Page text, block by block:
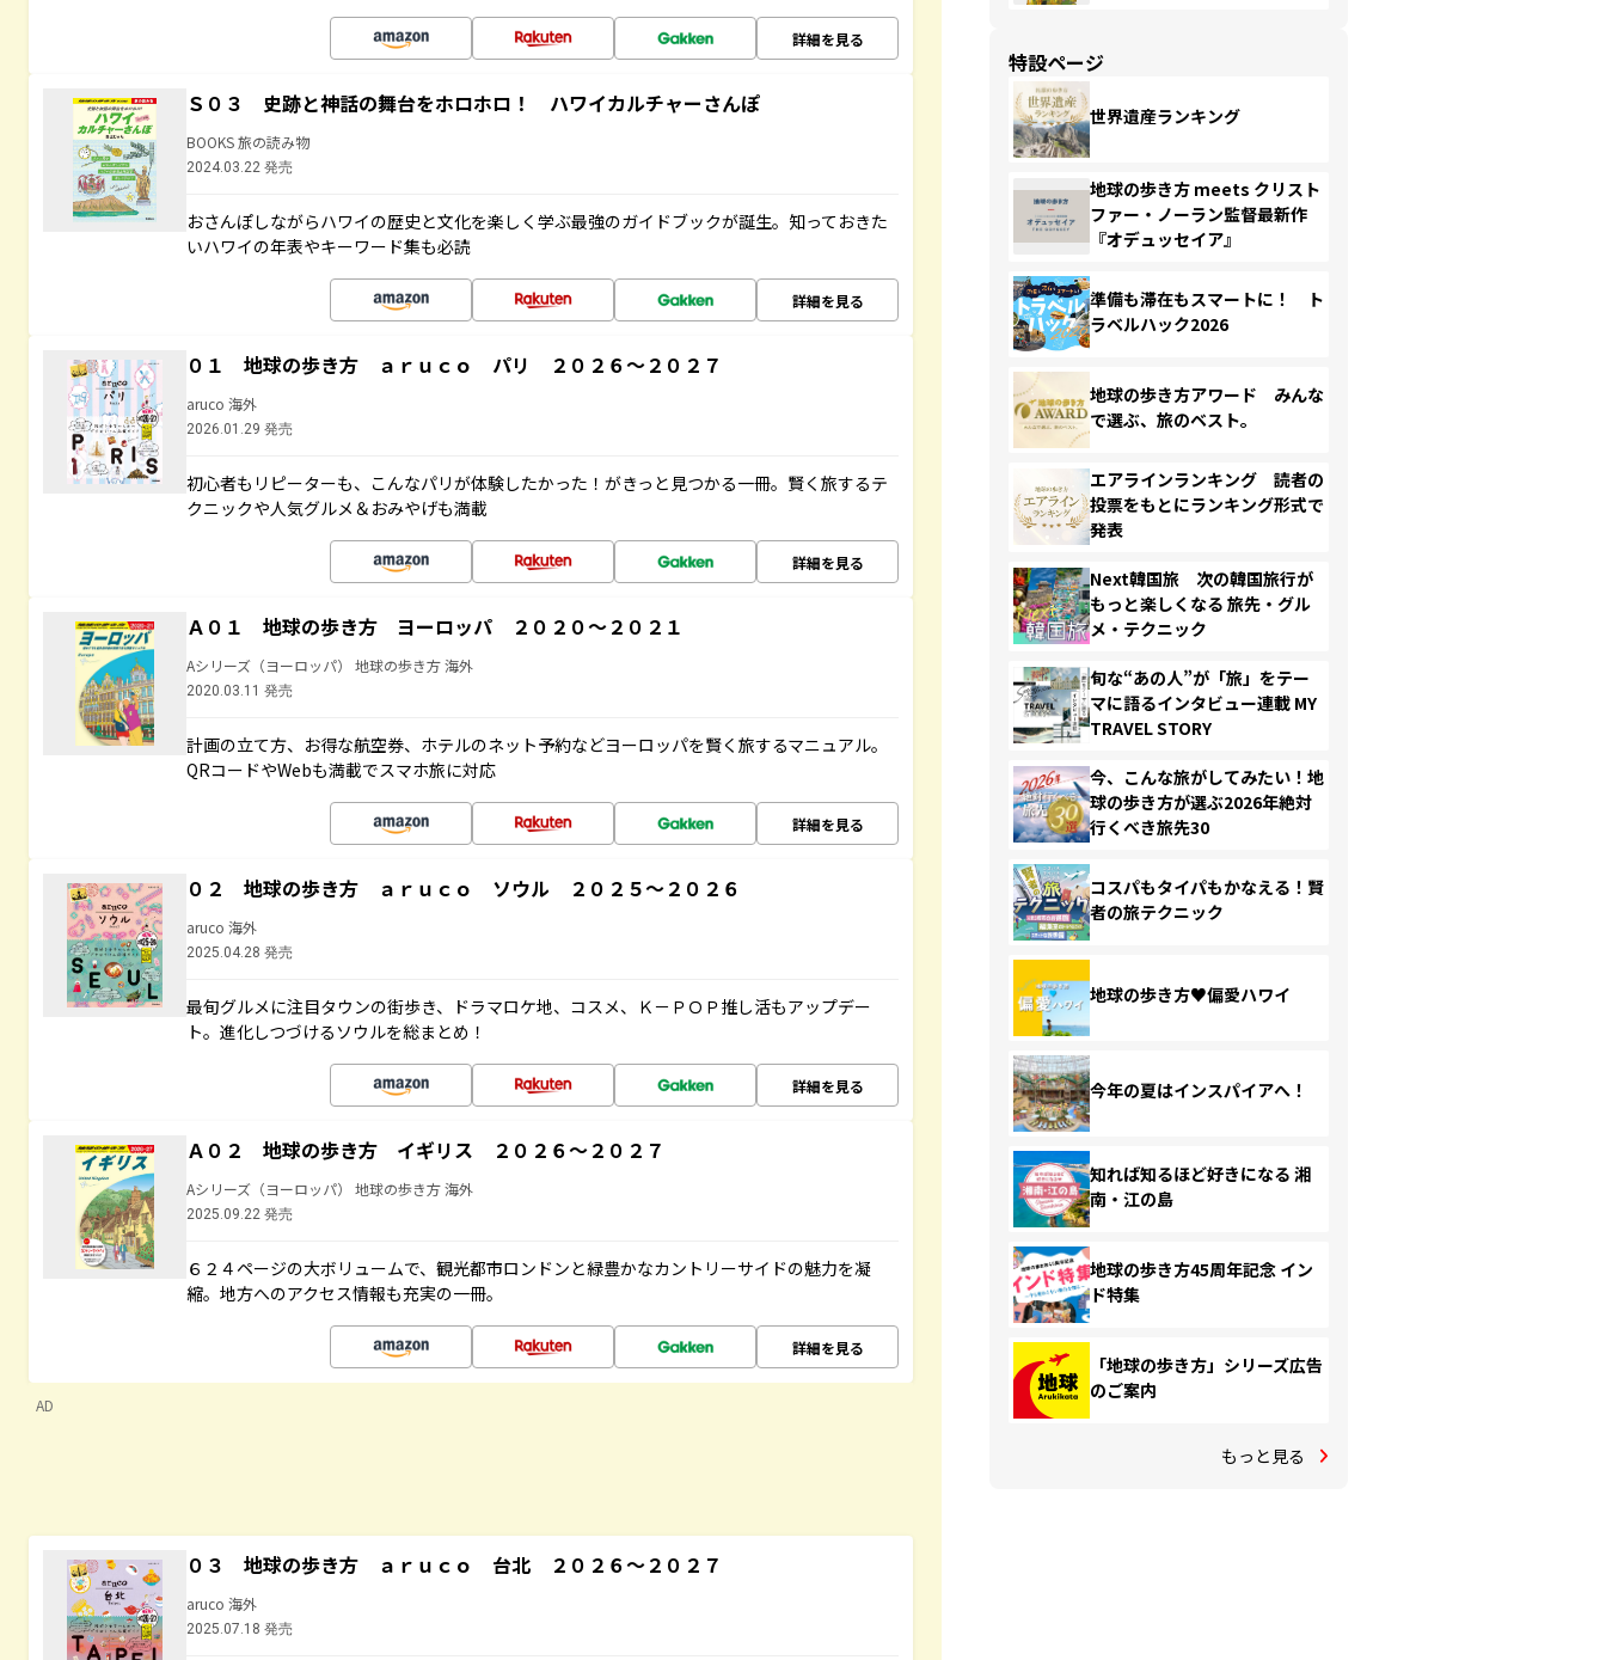
詳細を見る
Ｓ０３ 史跡と神話の舞台をホロホロ！ ハワイカルチャーさんぽ
BOOKS 旅の読み物
2024.03.22 発売
おさんぽしながらハワイの歴史と文化を楽しく学ぶ最強のガイドブックが誕生。知っておきた
いハワイの年表やキーワード集も必読
詳細を見る
０１ 地球の歩き方 ａｒｕｃｏ パリ ２０２６～２０２７
aruco 海外
2026.01.29 発売
初心者もリピーターも、こんなパリが体験したかった！がきっと見つかる一冊。賢く旅するテ
クニックや人気グルメ＆おみやげも満載
詳細を見る
Ａ０１ 地球の歩き方 ヨーロッパ ２０２０～２０２１
Aシリーズ（ヨーロッパ） 地球の歩き方 海外
2020.03.11 発売
計画の立て方、お得な航空券、ホテルのネット予約などヨーロッパを賢く旅するマニュアル。
QRコードやWebも満載でスマホ旅に対応
詳細を見る
０２ 地球の歩き方 ａｒｕｃｏ ソウル ２０２５～２０２６
aruco 海外
2025.04.28 発売
最旬グルメに注目タウンの街歩き、ドラマロケ地、コスメ、Ｋ－ＰＯＰ推し活もアップデー
ト。進化しつづけるソウルを総まとめ！
詳細を見る
Ａ０２ 地球の歩き方 イギリス ２０２６～２０２７
Aシリーズ（ヨーロッパ） 地球の歩き方 海外
2025.09.22 発売
６２４ページの大ボリュームで、観光都市ロンドンと緑豊かなカントリーサイドの魅力を凝
縮。地方へのアクセス情報も充実の一冊。
詳細を見る
AD
０３ 地球の歩き方 ａｒｕｃｏ 台北 ２０２６～２０２７
aruco 海外
2025.07.18 発売
特設ページ
世界遺産ランキング
地球の歩き方 meets クリスト
ファー・ノーラン監督最新作
『オデュッセイア』
準備も滞在もスマートに！ ト
ラベルハック2026
地球の歩き方アワード みんな
で選ぶ、旅のベスト。
エアラインランキング 読者の
投票をもとにランキング形式で
発表
Next韓国旅 次の韓国旅行が
もっと楽しくなる 旅先・グル
メ・テクニック
旬な“あの人”が「旅」をテー
マに語るインタビュー連載 MY
TRAVEL STORY
今、こんな旅がしてみたい！地
球の歩き方が選ぶ2026年絶対
行くべき旅先30
コスパもタイパもかなえる！賢
者の旅テクニック
地球の歩き方♥偏愛ハワイ
今年の夏はインスパイアへ！
知れば知るほど好きになる 湘
南・江の島
地球の歩き方45周年記念 イン
ド特集
「地球の歩き方」シリーズ広告
のご案内
もっと見る